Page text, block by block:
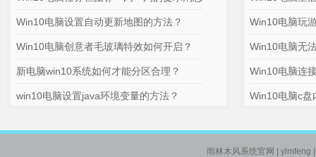
Win10电脑设置自动更新地图的方法？
Win10电脑创意者毛玻璃特效如何开启？
新电脑win10系统如何才能分区合理？
win10电脑设置java环境变量的方法？
Win10电脑玩
Win10电脑无
Win10电脑连
Win10电脑c盘
雨林木风系统官网 | ylmfeng